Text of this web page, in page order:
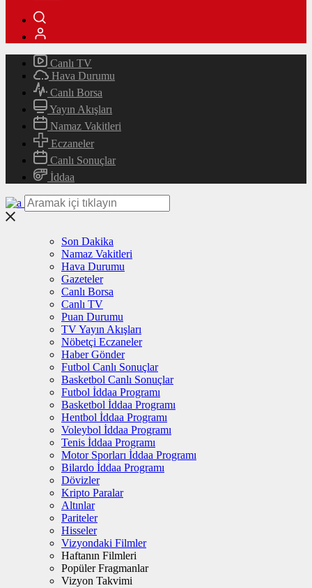
Canlı TV
Hava Durumu
Canlı Borsa
Yayın Akışları
Namaz Vakitleri
Eczaneler
Canlı Sonuçlar
İddaa
Son Dakika
Namaz Vakitleri
Hava Durumu
Gazeteler
Canlı Borsa
Canlı TV
Puan Durumu
TV Yayın Akışları
Nöbetçi Eczaneler
Haber Gönder
Futbol Canlı Sonuçlar
Basketbol Canlı Sonuçlar
Futbol İddaa Programı
Basketbol İddaa Programı
Hentbol İddaa Programı
Voleybol İddaa Programı
Tenis İddaa Programı
Motor Sporları İddaa Programı
Bilardo İddaa Programı
Dövizler
Kripto Paralar
Altınlar
Pariteler
Hisseler
Vizyondaki Filmler
Haftanın Filmleri
Popüler Fragmanlar
Vizyon Takvimi